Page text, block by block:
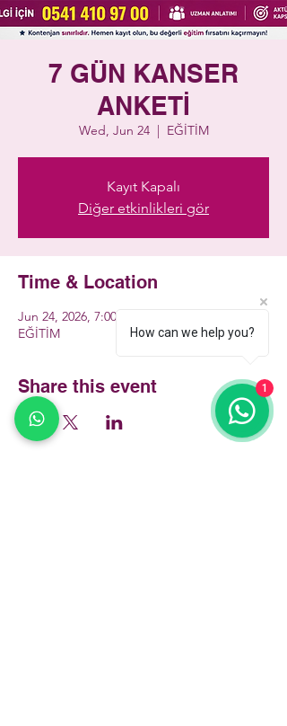
7 GÜN KANSER
ANKETİ
Wed, Jun 24
  |
EĞİTİM
Kayıt Kapalı
Diğer etkinlikleri gör
Time & Location
Jun 24, 2026, 7:00 PM – 11:00 PM
EĞİTİM
Share this event
How can we help you?
1